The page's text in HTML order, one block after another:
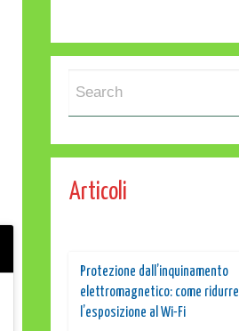
Articoli
Protezione dall’inquinamento
elettromagnetico: come ridurre
l’esposizione al Wi-Fi